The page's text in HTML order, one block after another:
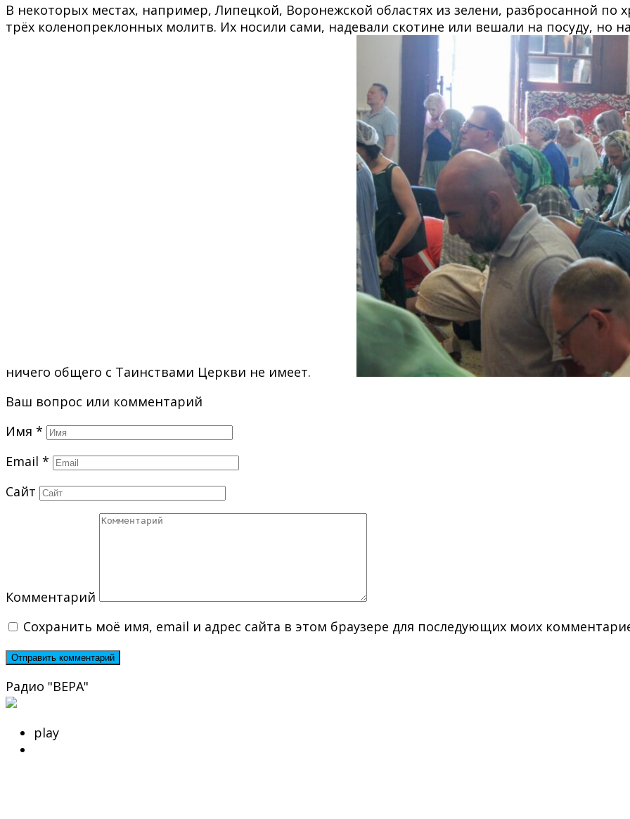
В некоторых местах, например, Липецкой, Воронежской областях из зелени, разбросанной
трёх коленопреклонных молитв. Их носили сами, надевали скотине или вешали на посуду, но
ничего общего с Таинствами Церкви не имеет.
Ваш вопрос или комментарий
Имя *
Email *
Сайт
Комментарий
Сохранить моё имя, email и адрес сайта в этом браузере для последующих моих
Радио "ВЕРА"
play